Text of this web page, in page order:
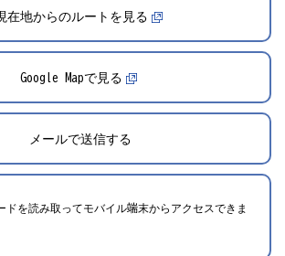
2024年12月1日登録
在地からのルートを見る
Google Mapで見る
メールで送信する
ドを読み取ってモバイル端末からアクセスできま